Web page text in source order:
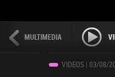
MULTIMEDIA
VIDEOS | 03/08/